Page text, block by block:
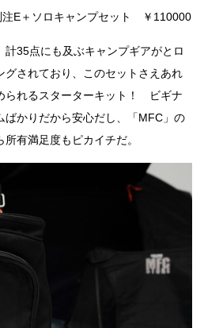
注E＋ソロキャンプセット ￥110000
計35点にも及ぶキャンプギアがとロ
グされており、このセットさえあれ
られるスターターキット！ ビギナ
ばかりだから安心だし、「MFC」の
有満足度もピカイチだ。